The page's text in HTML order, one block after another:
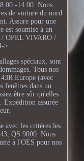
00 -14 00. Nous
de voiture du nord
Assure pour une
est soumise à un
/ OPEL VIVARO /
>.
spéciaux, sont
Tous nos
Europe (avec
fenêtres dans un
être sûr qu'elles
Expédition assurée
avec les critères les
QS 9000. Nous
à l'OES pour nos